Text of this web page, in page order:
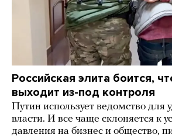
Российская элита боится,
выходит из-под контроля
Путин использует ведомство для
власти. И все чаще склоняется к
давления на бизнес и общество,